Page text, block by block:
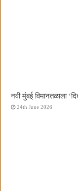
नवी मुंबई विमानतळाला
24th June 2026